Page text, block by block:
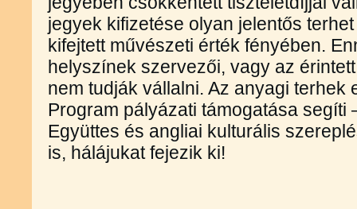
jegyek kifizetése olyan jelentős
kifejtett művészeti érték fényében.
helyszínek szervezői, vagy az
nem tudják vállalni. Az anyagi
Program pályázati támogatása segíti
Együttes és angliai kulturális
is, hálájukat